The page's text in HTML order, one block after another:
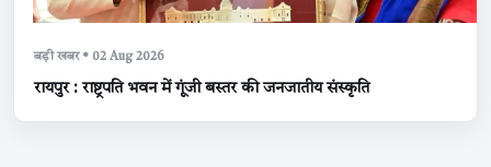
बड़ी खबर • 02 Aug 2026
रायपुर : राष्ट्रपति भवन में गूंजी बस्तर की जनजातीय संस्कृति